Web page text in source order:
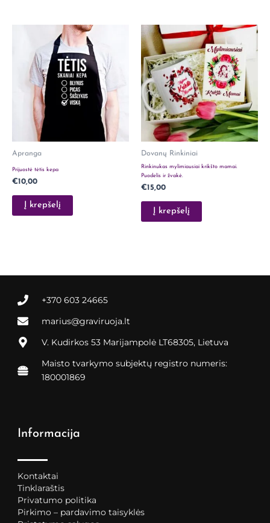
Apranga
Prijuostė tėtis kepa
€10,00
Į krepšelį
Dovanų Rinkiniai
Rinkinukas mylimiausiai krikšto mamai.
Puodelis ir žvakė.
€15,00
Į krepšelį
+370 603 24665
marius@graviruoja.lt
V. Kudirkos 53 Marijampolė LT68305, Lietuva
Maisto tvarkymo subjektų registro numeris:
180001869
Informacija
Kontaktai
Tinklaraštis
Privatumo politika
Pirkimo – pardavimo taisyklės